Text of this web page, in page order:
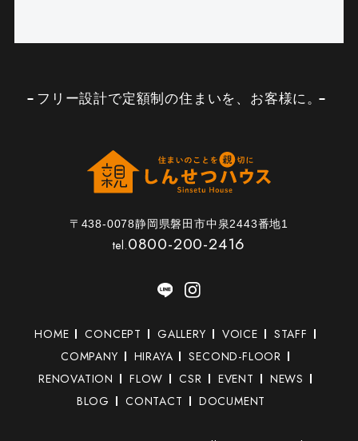
フリー設計で定額制の住まいを、お客様に。
〒438-0078静岡県磐田市中泉2443番地1
tel.0800-200-2416
HOME CONCEPT GALLERY VOICE
STAFF
COMPANY
HIRAYA
SECOND-FLOOR
RENOVATION
FLOW CSR EVENT
NEWS
BLOG
CONTACT DOCUMENT